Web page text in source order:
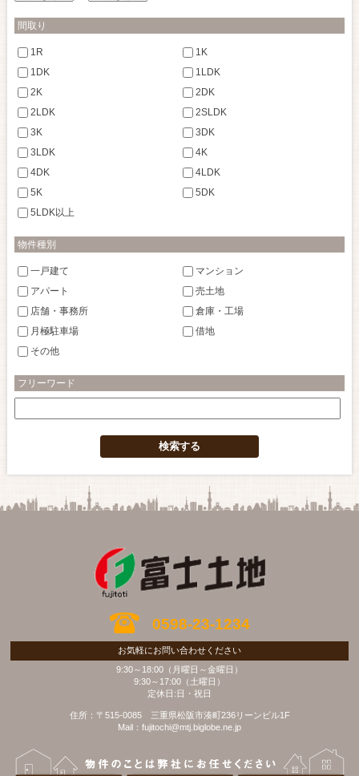
間取り
1R
1K
1DK
1LDK
2K
2DK
2LDK
2SLDK
3K
3DK
3LDK
4K
4DK
4LDK
5K
5DK
5LDK以上
物件種別
一戸建て
マンション
アパート
売土地
店舗・事務所
倉庫・工場
月極駐車場
借地
その他
フリーワード
0598-23-1234
お気軽にお問い合わせください
9:30～18:00（月曜日～金曜日）
9:30～17:00（土曜日）
定休日:日・祝日
住所：〒515-0085 三重県松阪市湊町236リーンビル1F
Mail：fujitochi@mtj.biglobe.ne.jp